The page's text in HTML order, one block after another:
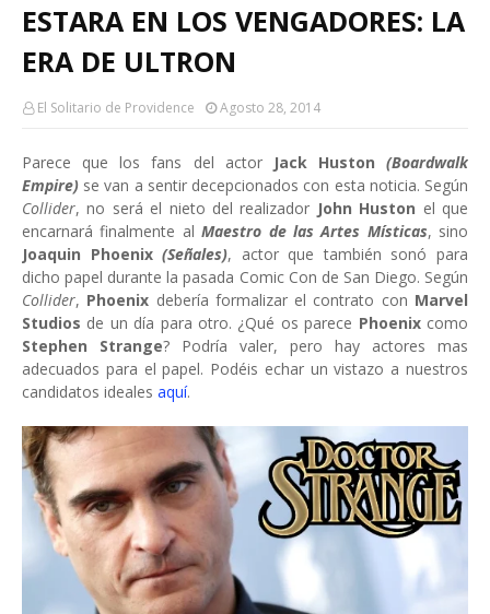
ESTARA EN LOS VENGADORES: LA
ERA DE ULTRON
El Solitario de Providence Agosto 28, 2014
Parece que los fans del actor Jack Huston (Boardwalk
Empire) se van a sentir decepcionados con esta noticia. Según
Collider, no será el nieto del realizador John Huston el que
encarnará finalmente alMaestro de las Artes Místicas, sino
Joaquin Phoenix(Señales), actor que también sonó para
dicho papel durante la pasada Comic Con de San Diego. Según
Collider, Phoenix debería formalizar el contrato con Marvel
Studios de un día para otro. ¿Qué os parece Phoenix como
Stephen Strange? Podría valer, pero hay actores mas
adecuados para el papel. Podéis echar un vistazo a nuestros
candidatos ideales aquí.